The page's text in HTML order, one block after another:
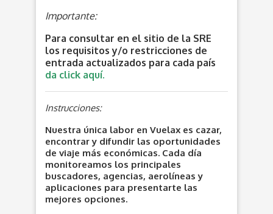
Importante:
Para consultar en el sitio de la SRE
los requisitos y/o restricciones de
entrada actualizados para cada país
da click aquí.
Instrucciones:
Nuestra única labor en Vuelax es cazar,
encontrar y difundir las oportunidades
de viaje más económicas. Cada día
monitoreamos los principales
buscadores, agencias, aerolíneas y
aplicaciones para presentarte las
mejores opciones.